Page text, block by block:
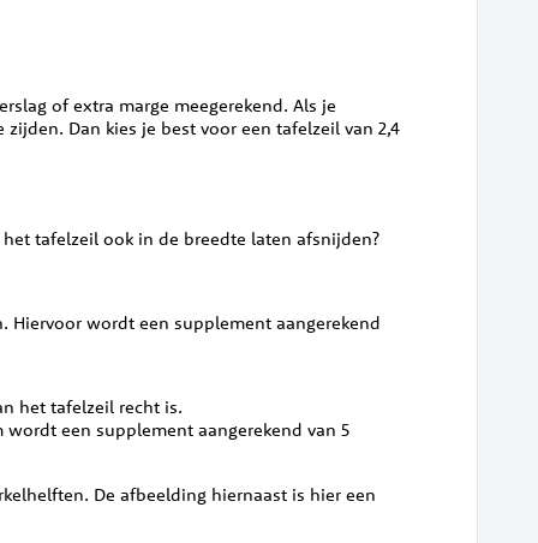
of extra marge meegerekend. Als je
Dan kies je best voor een tafelzeil van 2,4
tafelzeil ook in de breedte laten afsnijden?
Hiervoor wordt een supplement aangerekend
het tafelzeil recht is.
een supplement aangerekend van 5
De afbeelding hiernaast is hier een